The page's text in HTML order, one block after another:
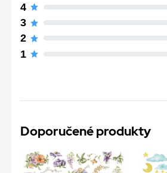
4
3
2
1
Doporučené produkty